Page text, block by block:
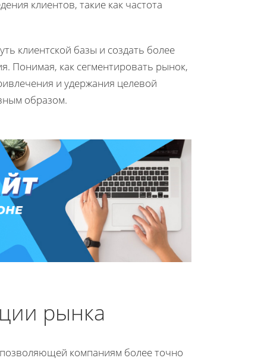
клиентов, такие как частота
клиентской базы и создать более
Понимая, как сегментировать рынок,
и удержания целевой
образом.
рынка
позволяющей компаниям более точно